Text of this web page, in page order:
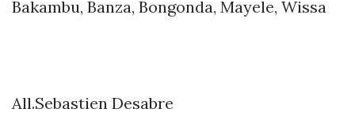
Bakambu, Banza, Bongonda, Mayele, Wissa
All.Sebastien Desabre